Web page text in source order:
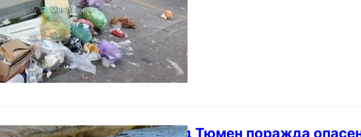
Водна криза в руския град Тюмен поражда